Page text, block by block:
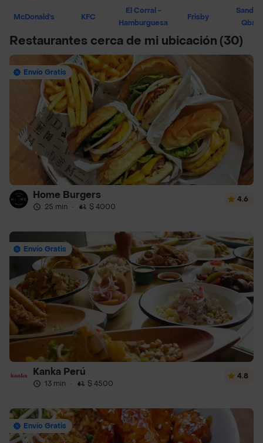
McDonald's KFC
El Corral -
Hamburguesa
Frisby
Restaurantes cerca de mi ubicación (30)
Envío Gratis
Home Burgers
25 min · $ 4000
4.6
Envío Gratis
Kanka Perú
13 min · $ 4500
4.8
Envío Gratis